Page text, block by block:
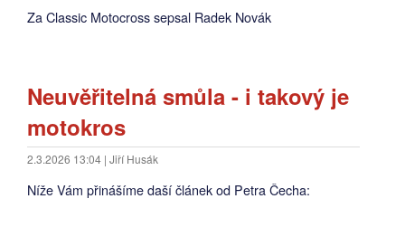
Za Classic Motocross sepsal Radek Novák
Neuvěřitelná smůla - i takový je
motokros
2.3.2026 13:04 | Jiří Husák
Níže Vám přinášíme daší článek od Petra Čecha: